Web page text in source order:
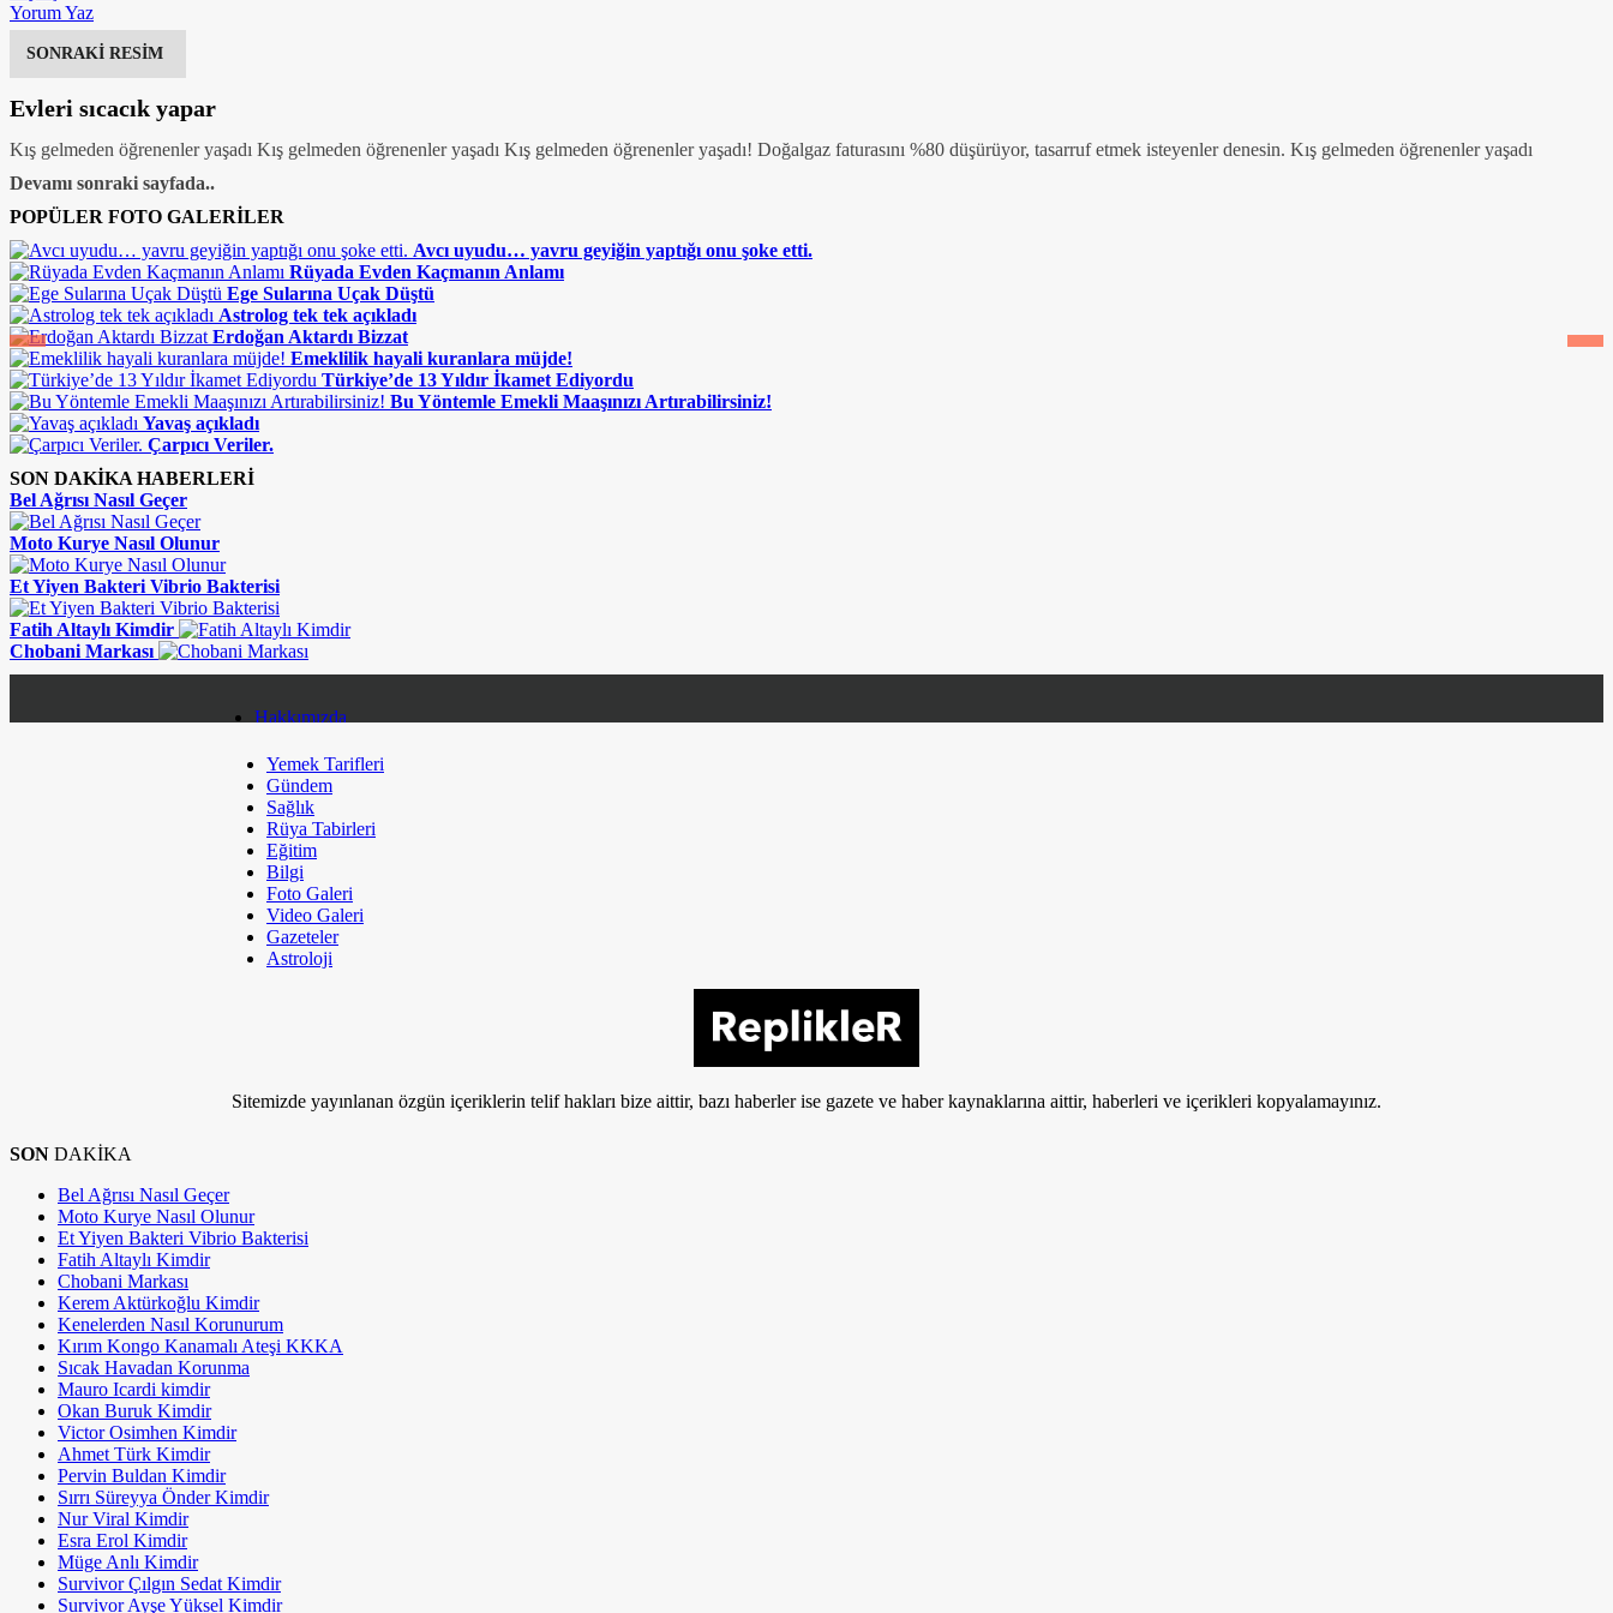
Yorum Yaz
SONRAKİ RESİM
Evleri sıcacık yapar
Kış gelmeden öğrenenler yaşadı Kış gelmeden öğrenenler yaşadı Kış gelmeden öğrenenler yaşadı! Doğalgaz faturasını %80 düşürüyor, tasarruf etmek isteyenler denesin. Kış gelmeden öğrenenler yaşadı
Devamı sonraki sayfada..
POPÜLER FOTO GALERİLER
Avcı uyudu… yavru geyiğin yaptığı onu şoke etti.
Rüyada Evden Kaçmanın Anlamı
Ege Sularına Uçak Düştü
Astrolog tek tek açıkladı
Erdoğan Aktardı Bizzat
Emeklilik hayali kuranlara müjde!
Türkiye’de 13 Yıldır İkamet Ediyordu
Bu Yöntemle Emekli Maaşınızı Artırabilirsiniz!
Yavaş açıkladı
Çarpıcı Veriler.
SON DAKİKA HABERLERİ
Bel Ağrısı Nasıl Geçer
Moto Kurye Nasıl Olunur
Et Yiyen Bakteri Vibrio Bakterisi
Fatih Altaylı Kimdir
Chobani Markası
Hakkımızda
Gizlilik Politikası
Topluluk Kuralları
Çerez Politikaları
Kullanım Koşulları
Künye
Yemek Tarifleri
Gündem
Sağlık
Rüya Tabirleri
Eğitim
Bilgi
Foto Galeri
Video Galeri
Gazeteler
Astroloji
Sitemizde yayınlanan özgün içeriklerin telif hakları bize aittir, bazı haberler ise gazete ve haber kaynaklarına aittir, haberleri ve içerikleri kopyalamayınız.
SON DAKİKA
Bel Ağrısı Nasıl Geçer
Moto Kurye Nasıl Olunur
Et Yiyen Bakteri Vibrio Bakterisi
Fatih Altaylı Kimdir
Chobani Markası
Kerem Aktürkoğlu Kimdir
Kenelerden Nasıl Korunurum
Kırım Kongo Kanamalı Ateşi KKKA
Sıcak Havadan Korunma
Mauro Icardi kimdir
Okan Buruk Kimdir
Victor Osimhen Kimdir
Ahmet Türk Kimdir
Pervin Buldan Kimdir
Sırrı Süreyya Önder Kimdir
Nur Viral Kimdir
Esra Erol Kimdir
Müge Anlı Kimdir
Survivor Çılgın Sedat Kimdir
Survivor Ayşe Yüksel Kimdir